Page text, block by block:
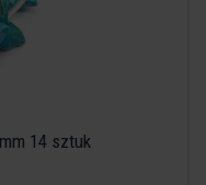
14 sztuk